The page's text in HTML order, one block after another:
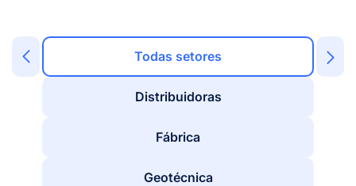
Todas setores
Distribuidoras
Fábrica
Geotécnica